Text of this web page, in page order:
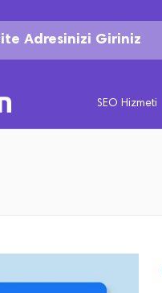
SEO Hizmeti